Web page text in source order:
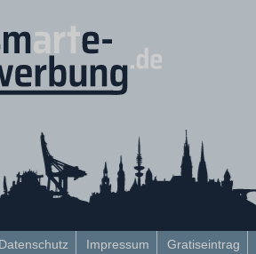
Datenschutz Impressum Gratiseintrag